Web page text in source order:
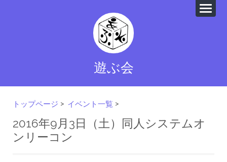
遊ぶ会
トップページ > イベント一覧 >
2016年9月3日（土）同人システムオ
ンリーコン